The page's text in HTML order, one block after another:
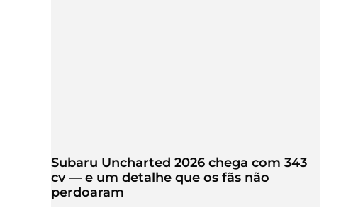
Subaru Uncharted 2026 chega com 343
cv — e um detalhe que os fãs não
perdoaram